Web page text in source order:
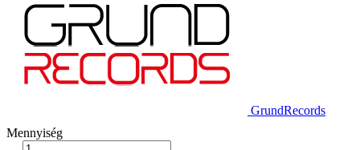
GrundRecords
Mennyiség